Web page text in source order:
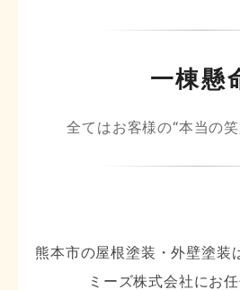
一棟懸
全てはお客様の“本当の笑
熊本市の屋根塗装・外壁塗装
ミーズ株式会社にお任